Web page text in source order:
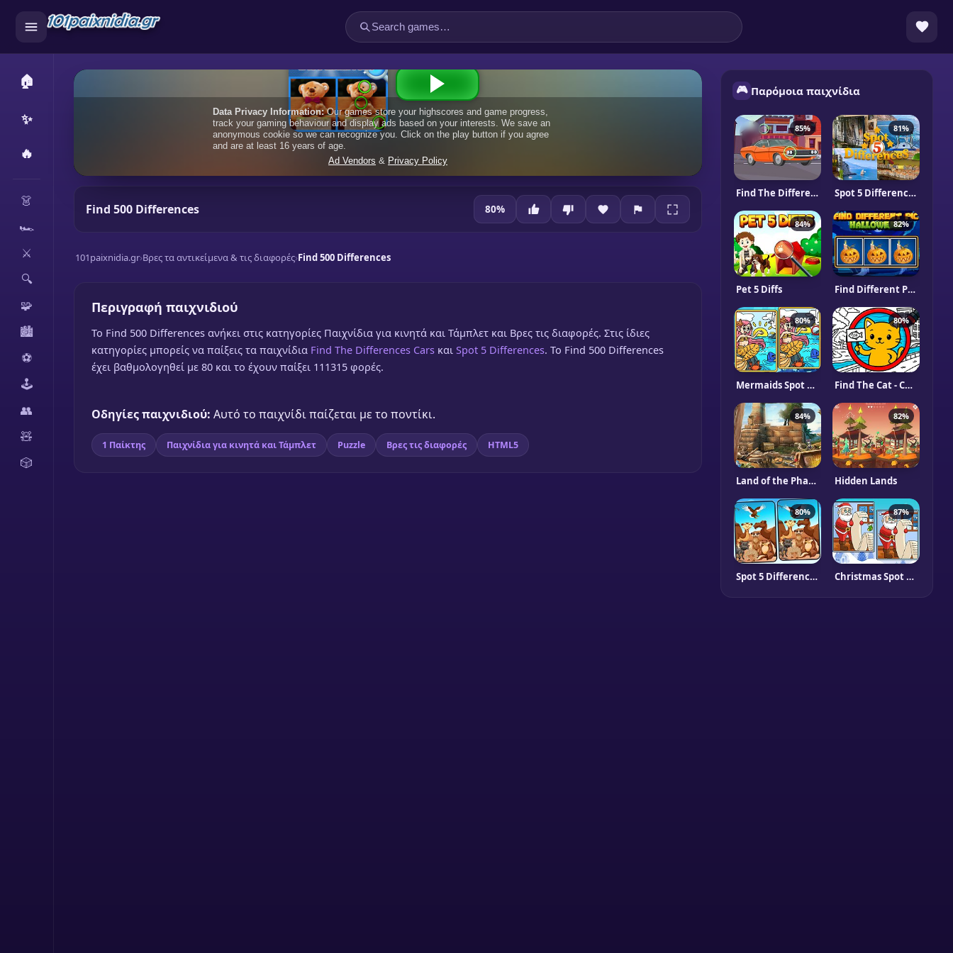
🏠
✨
🔥
👗
🏎️
⚔️
🔍
🧩
🏙️
⚽
🕹️
👥
🧸
🎲
Find 500 Differences 80%
101paixnidia.gr›Βρες τα αντικείμενα & τις διαφορές›Find 500 Differences
Περιγραφή παιχνιδιού
To Find 500 Differences ανήκει στις κατηγορίες Παιχνίδια για κινητά και Τάμπλετ και Βρες τις διαφορές. Στις ίδιες
κατηγορίες μπορείς να παίξεις τα παιχνίδια Find The Differences Cars και Spot 5 Differences. Το Find 500 Differences
έχει βαθμολογηθεί με 80 και το έχουν παίξει 111315 φορές.
Οδηγίες παιχνιδιού: Αυτό το παιχνίδι παίζεται με το ποντίκι.
1 Παίκτης Παιχνίδια για κινητά και Τάμπλετ Puzzle Βρες τις διαφορές HTML5
🎮 Παρόμοια παιχνίδια
85%
Find The Differences Cars
81%
Spot 5 Differences
84%
Pet 5 Diffs
82%
Find Different Pic Halloween
80%
Mermaids Spot The Differences
80%
Find The Cat - Cat Search
84%
Land of the Pharaohs
82%
Hidden Lands
80%
Spot 5 Differences Deserts
87%
Christmas Spot The Difference